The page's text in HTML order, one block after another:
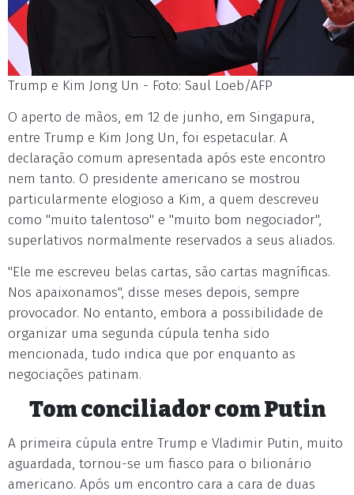
Trump e Kim Jong Un - Foto: Saul Loeb/AFP
O aperto de mãos, em 12 de junho, em Singapura,
entre Trump e Kim Jong Un, foi espetacular. A
declaração comum apresentada após este encontro
nem tanto. O presidente americano se mostrou
particularmente elogioso a Kim, a quem descreveu
como "muito talentoso" e "muito bom negociador",
superlativos normalmente reservados a seus aliados.
"Ele me escreveu belas cartas, são cartas magníficas.
Nos apaixonamos", disse meses depois, sempre
provocador. No entanto, embora a possibilidade de
organizar uma segunda cúpula tenha sido
mencionada, tudo indica que por enquanto as
negociações patinam.
Tom conciliador com Putin
A primeira cúpula entre Trump e Vladimir Putin, muito
aguardada, tornou-se um fiasco para o bilionário
americano. Após um encontro cara a cara de duas